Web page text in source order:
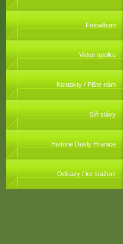
Fotoalbum
Video spolku
Kontakty / Pište nám
Síň slávy
Historie Dukly Hranice
Odkazy / ke stažení